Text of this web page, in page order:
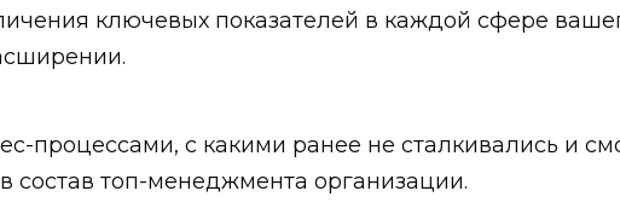
ключевых показателей в каждой сфере
процессами, с какими ранее не сталкивались и
состав топ-менеджмента организации.